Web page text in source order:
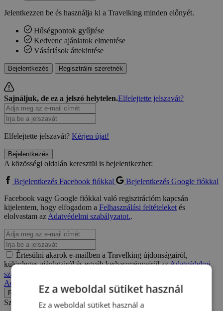
Jelentkezzen be és használja ki a Travelking minden előnyét.
Hűségpontok gyűjtése
Kedvenc ajánlatok elmentése
Vásárlások áttekintése
Bejelentkezés Regisztrálni szeretnék
Sajnáljuk, de ez a jelszó helytelen.Elfelejtette jelszavát?
Elfelejtette jelszavát? Kérjen újat!
Bejelentkezés
A közösségi oldalán keresztül is bejelentkezhet:
Bejelentkezés Facebook fiókkal
Bejelentkezés Google fiókkal
Facebook vagy Google fiókkal való regisztrációm kapcsán
kijelentem, hogy elfogadom a Felhasználási feltételeketés
elolvastam azAdatvédelmi szabályzatot..
Értesülni akarok e-mailben a Travelking újdonságairól,
különleges ajánlatairól és egyéb kedvezményeiről azAdatvédelmi
szabályzatot.
Adatvédelmi szabályzatot.
.
Regisztráció
Szeretne Facebook vagy Google fiókkal regisztrálni?
Ez a weboldal sütiket használ
Ez a weboldal sütiket használ a